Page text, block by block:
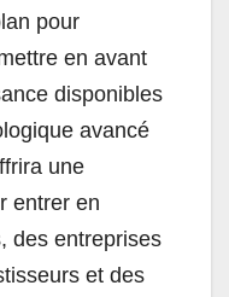
pour
en avant
disponibles
avancé
une
entrer en
des entreprises
et des